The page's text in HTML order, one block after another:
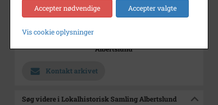
Fotograf
Ukendt
Albertslund
Kontakt arkivet
Søg videre i Lokalhistorisk Samling Albertslund
Accepter nødvendige Accepter valgte
Vis cookie oplysninger